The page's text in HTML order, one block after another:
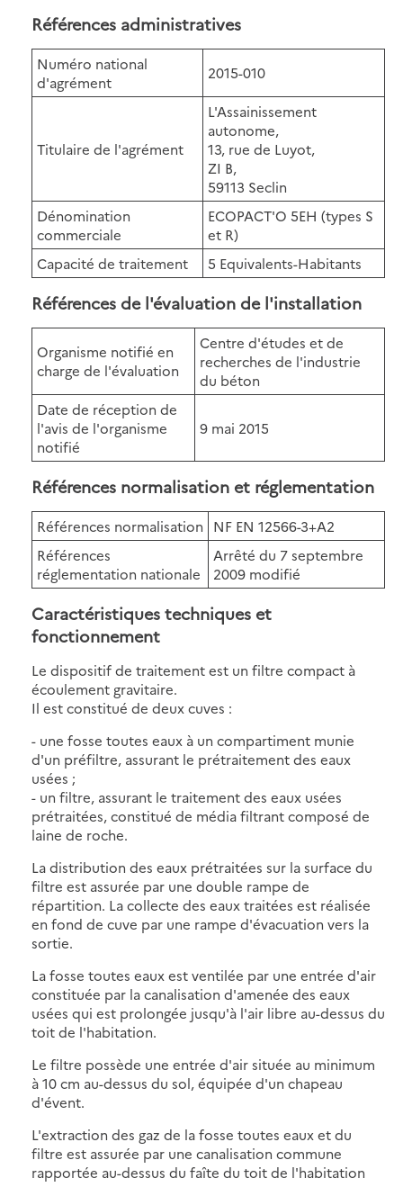
Références administratives
Numéro national
d'agrément
2015-010
Titulaire de l'agrément
L'Assainissement
autonome,
13, rue de Luyot,
ZI B,
59113 Seclin
Dénomination
commerciale
ECOPACT'O 5EH (types S
et R)
Capacité de traitement
5 Equivalents-Habitants
Références de l'évaluation de l'installation
Organisme notifié en
charge de l'évaluation
Centre d'études et de
recherches de l'industrie
du béton
Date de réception de
l'avis de l'organisme
notifié
9 mai 2015
Références normalisation et réglementation
Références normalisation
NF EN 12566-3+A2
Références
réglementation nationale
Arrêté du 7 septembre
2009 modifié
Caractéristiques techniques et
fonctionnement
Le dispositif de traitement est un filtre compact à
écoulement gravitaire.
Il est constitué de deux cuves :
- une fosse toutes eaux à un compartiment munie
d'un préfiltre, assurant le prétraitement des eaux
usées ;
- un filtre, assurant le traitement des eaux usées
prétraitées, constitué de média filtrant composé de
laine de roche.
La distribution des eaux prétraitées sur la surface du
filtre est assurée par une double rampe de
répartition. La collecte des eaux traitées est réalisée
en fond de cuve par une rampe d'évacuation vers la
sortie.
La fosse toutes eaux est ventilée par une entrée d'air
constituée par la canalisation d'amenée des eaux
usées qui est prolongée jusqu'à l'air libre au-dessus du
toit de l'habitation.
Le filtre possède une entrée d'air située au minimum
à 10 cm au-dessus du sol, équipée d'un chapeau
d'évent.
L'extraction des gaz de la fosse toutes eaux et du
filtre est assurée par une canalisation commune
rapportée au-dessus du faîte du toit de l'habitation